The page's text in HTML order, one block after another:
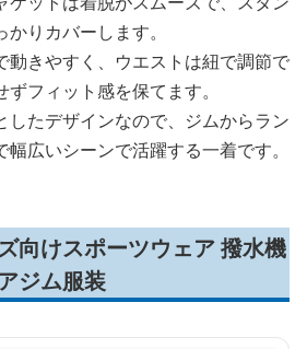
りカバーします。
動きやすく、ウエストは紐で調節で
フィット感を保てます。
したデザインなので、ジムからラン
広いシーンで活躍する一着です。
向けスポーツウェア 撥水機
ジム服装